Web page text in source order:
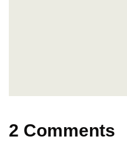
2 Comments